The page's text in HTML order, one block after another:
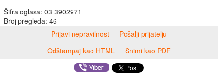
Šifra oglasa: 03-3902971
Broj pregleda: 46
Prijavi nepravilnost
Pošalji prijatelju
Odštampaj kao HTML
Snimi kao PDF